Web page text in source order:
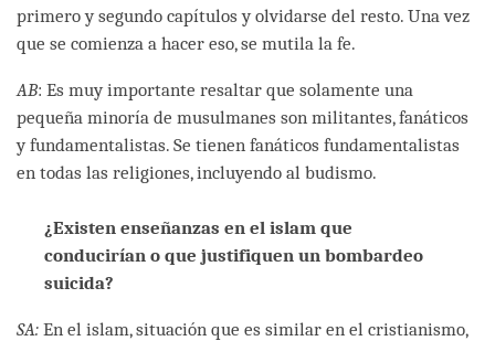
primero y segundo capítulos y olvidarse del resto. Una vez
que se comienza a hacer eso, se mutila la fe.
AB: Es muy importante resaltar que solamente una
pequeña minoría de musulmanes son militantes, fanáticos
y fundamentalistas. Se tienen fanáticos fundamentalistas
en todas las religiones, incluyendo al budismo.
¿Existen enseñanzas en el islam que
conducirían o que justifiquen un bombardeo
suicida?
SA: En el islam, situación que es similar en el cristianismo,